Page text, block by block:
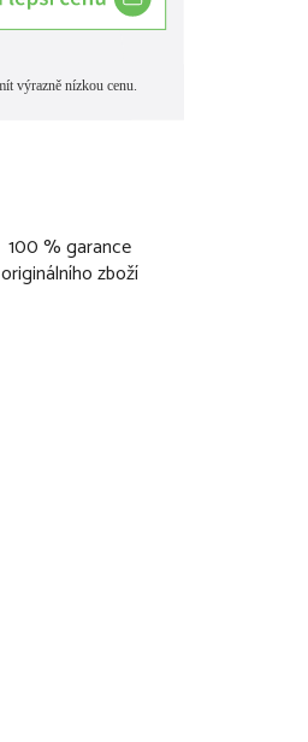
100 % garance
originálního zboží